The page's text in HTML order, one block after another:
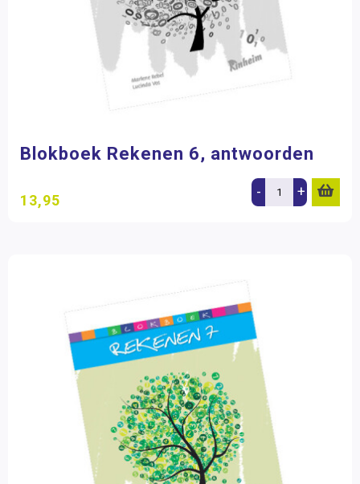
Blokboek Rekenen 6, antwoorden
13,95 - +